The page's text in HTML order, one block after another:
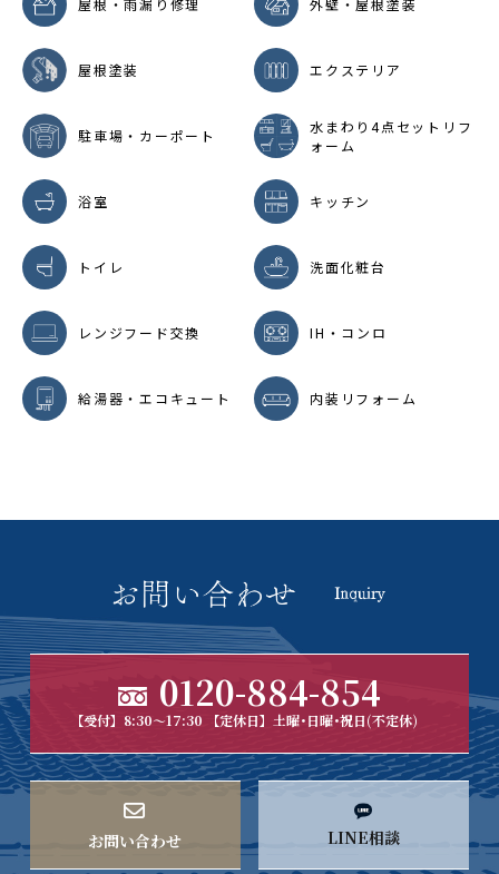
屋根・雨漏り修理 外壁・屋根塗装
屋根塗装 エクステリア
駐車場・カーポート
水まわり4点セットリフ
ォーム
浴室 キッチン
トイレ 洗面化粧台
レンジフード交換 IH・コンロ
給湯器・エコキュート 内装リフォーム
0120-884-854
【受付】8:30～17:30 【定休日】土曜･日曜･祝日(不定休)
お問い合わせ LINE相談